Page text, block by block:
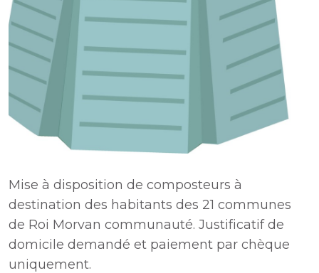
Mise à disposition de composteurs à
destination des habitants des 21 communes
de Roi Morvan communauté. Justificatif de
domicile demandé et paiement par chèque
uniquement.